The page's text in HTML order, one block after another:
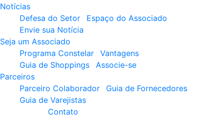
Notícias
Defesa do Setor
Espaço do Associado
Envie sua Notícia
Seja um Associado
Programa Constelar
Vantagens
Guia de Shoppings
Associe-se
Parceiros
Parceiro Colaborador
Guia de Fornecedores
Guia de Varejistas
Contato